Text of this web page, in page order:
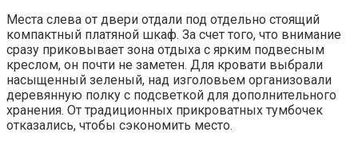
Места слева от двери отдали под отдельно стоящий
компактный платяной шкаф. За счет того, что внимание
сразу приковывает зона отдыха с ярким подвесным
креслом, он почти не заметен. Для кровати выбрали
насыщенный зеленый, над изголовьем организовали
деревянную полку с подсветкой для дополнительного
хранения. От традиционных прикроватных тумбочек
отказались, чтобы сэкономить место.